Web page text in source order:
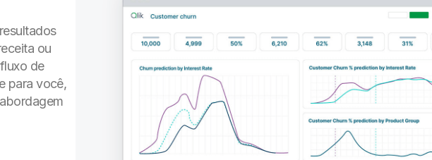
ou
de
para você,